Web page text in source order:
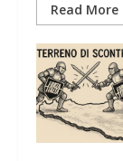
Read More